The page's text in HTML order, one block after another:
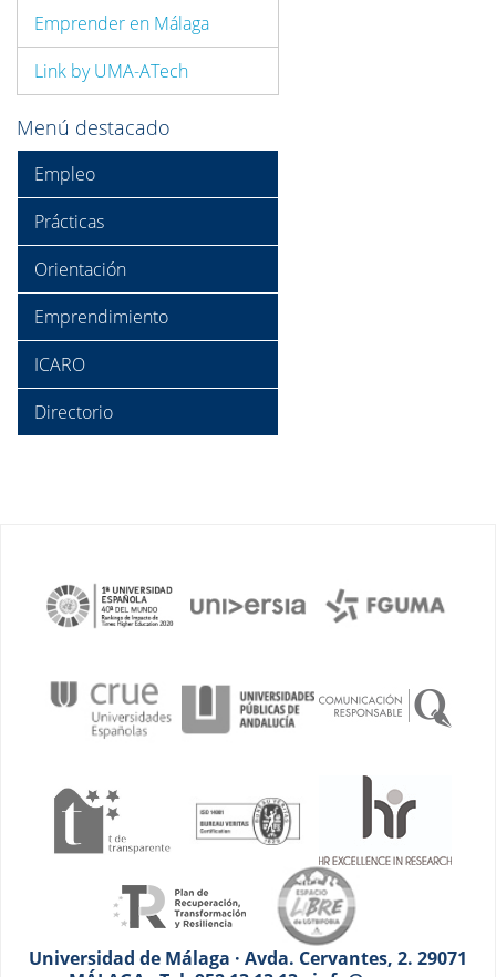
Emprender en Málaga
Link by UMA-ATech
Menú destacado
Empleo
Prácticas
Orientación
Emprendimiento
ICARO
Directorio
Universidad de Málaga · Avda. Cervantes, 2. 29071